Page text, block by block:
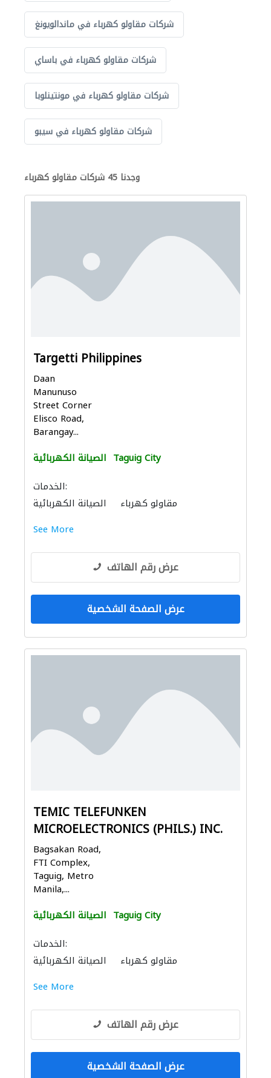
شركات مقاولو كهرباء في ماندالويونغ
شركات مقاولو كهرباء في باساي
شركات مقاولو كهرباء في مونتينلوبا
شركات مقاولو كهرباء في سيبو
وجدنا 45 شركات مقاولو كهرباء
Targetti Philippines
Daan
Manunuso
Street Corner
Elisco Road,
Barangay...
الصيانة الكهربائية Taguig City
الخدمات:
الصيانة الكهربائية
مقاولو كهرباء
See More
عرض رقم الهاتف
عرض الصفحة الشخصية
TEMIC TELEFUNKEN
MICROELECTRONICS (PHILS.) INC.
Bagsakan Road,
FTI Complex,
Taguig, Metro
Manila,...
الصيانة الكهربائية Taguig City
الخدمات:
الصيانة الكهربائية
مقاولو كهرباء
See More
عرض رقم الهاتف
عرض الصفحة الشخصية